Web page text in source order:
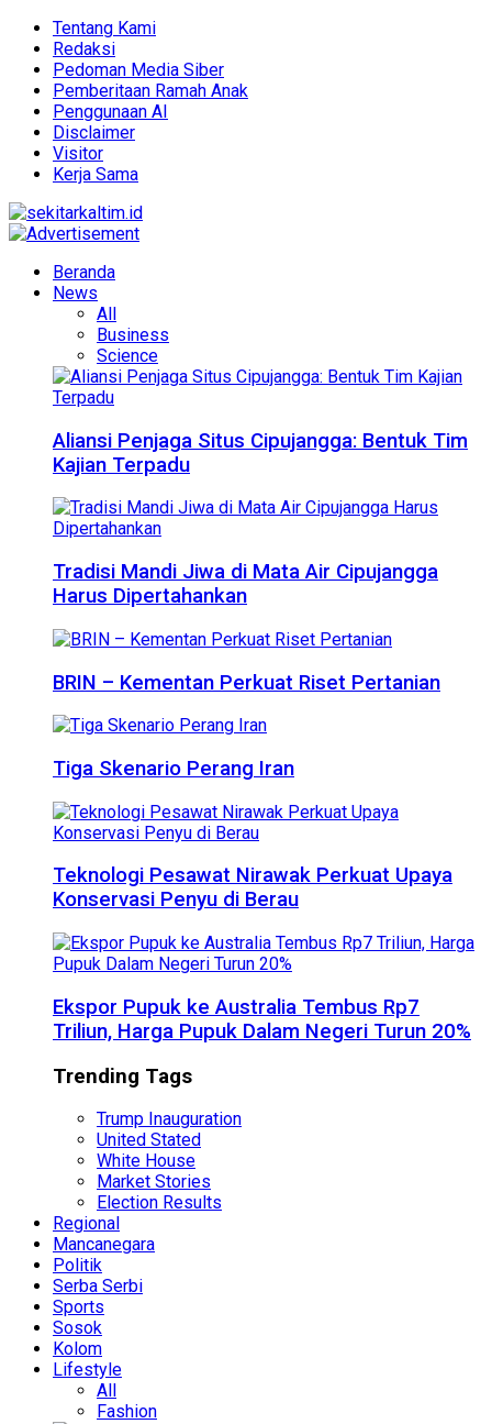
Tentang Kami
Redaksi
Pedoman Media Siber
Pemberitaan Ramah Anak
Penggunaan AI
Disclaimer
Visitor
Kerja Sama
Beranda
News
All
Business
Science
Aliansi Penjaga Situs Cipujangga: Bentuk Tim
Kajian Terpadu
Tradisi Mandi Jiwa di Mata Air Cipujangga
Harus Dipertahankan
BRIN – Kementan Perkuat Riset Pertanian
Tiga Skenario Perang Iran
Teknologi Pesawat Nirawak Perkuat Upaya
Konservasi Penyu di Berau
Ekspor Pupuk ke Australia Tembus Rp7
Triliun, Harga Pupuk Dalam Negeri Turun 20%
Trending Tags
Trump Inauguration
United Stated
White House
Market Stories
Election Results
Regional
Mancanegara
Politik
Serba Serbi
Sports
Sosok
Kolom
Lifestyle
All
Fashion